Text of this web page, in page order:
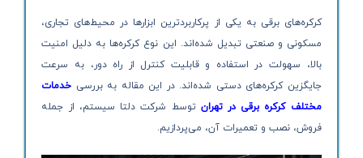
کرکره‌های برقی به یکی از پرکاربردترین ابزارها در محیط‌های تجاری،
مسکونی و صنعتی تبدیل شده‌اند. این نوع کرکره‌ها به دلیل امنیت
بالا، سهولت در استفاده و قابلیت کنترل از راه دور، به سرعت
جایگزین کرکره‌های دستی شده‌اند. در این مقاله به بررسی خدمات
مختلف کرکره برقی در تهران توسط شرکت دلتا سیستم، از جمله
فروش، نصب و تعمیرات آن، می‌پردازیم.